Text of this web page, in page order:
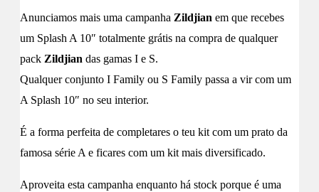
Anunciamos mais uma campanha Zildjian em que recebes
um Splash A 10″ totalmente grátis na compra de qualquer
pack Zildjian das gamas I e S.
Qualquer conjunto I Family ou S Family passa a vir com um
A Splash 10″ no seu interior.
É a forma perfeita de completares o teu kit com um prato da
famosa série A e ficares com um kit mais diversificado.
Aproveita esta campanha enquanto há stock porque é uma